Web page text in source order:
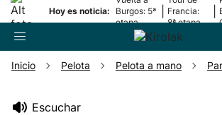
Hoy es noticia:
Burgos: 5ª
etapa
Francia:
8ª etapa
Inicio Pelota Pelota a mano
Escuchar